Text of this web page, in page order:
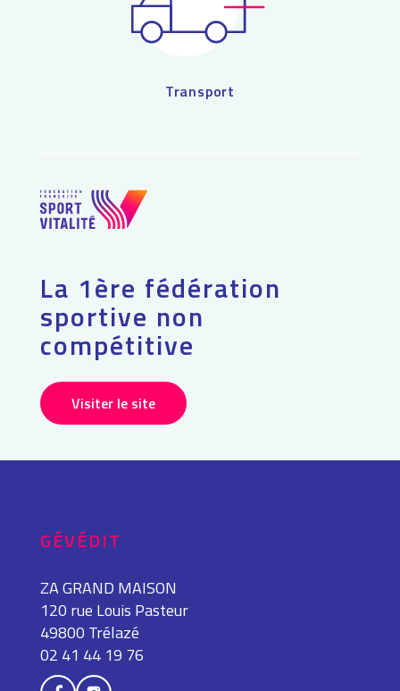
Transport
La 1ère fédération
sportive non
compétitive
Visiter le site
GÉVÉDIT
ZA GRAND MAISON
120 rue Louis Pasteur
49800 Trélazé
02 41 44 19 76